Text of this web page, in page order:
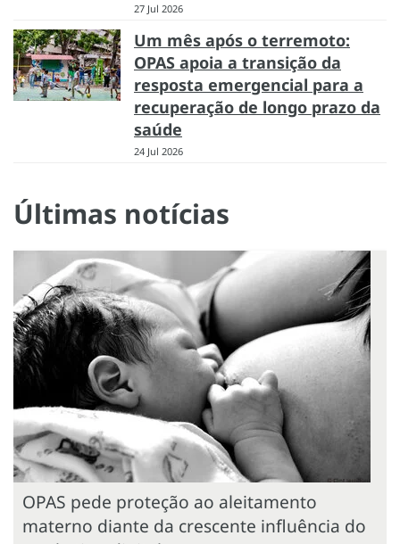
27 Jul 2026
Um mês após o terremoto:
OPAS apoia a transição da
resposta emergencial para a
recuperação de longo prazo da
saúde
24 Jul 2026
Últimas notícias
OPAS pede proteção ao aleitamento
materno diante da crescente influência do